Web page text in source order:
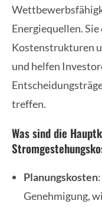
Energiequellen.
Kostenstrukturen
und helfen
treffen.
Was sind die
Planungskosten
Genehmigung,